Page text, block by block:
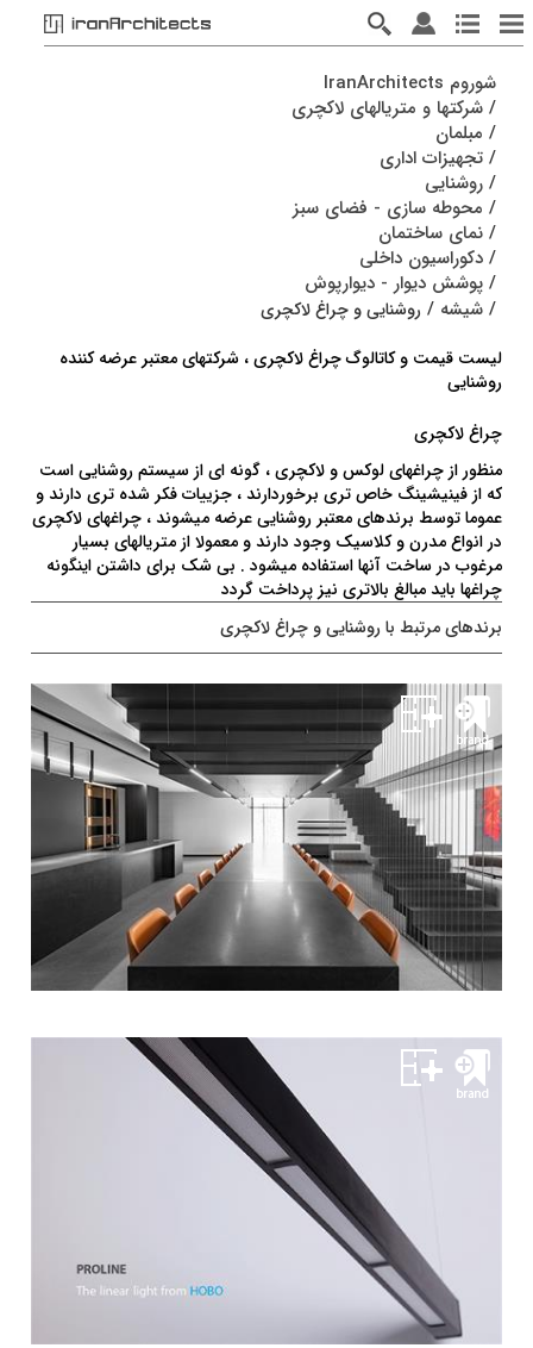
شوروم IranArchitects
/ شرکتها و متریالهای لاکچری
/ مبلمان
/ تجهیزات اداری
/ روشنایی
/ محوطه سازی - فضای سبز
/ نمای ساختمان
/ دکوراسیون داخلی
/ پوشش دیوار - دیوارپوش
/ شیشه / روشنایی و چراغ لاکچری
لیست قیمت و کاتالوگ چراغ لاکچری ، شرکتهای معتبر عرضه کننده
روشنایی
چراغ لاکچری
منظور از چراغهای لوکس و لاکچری ، گونه ای از سیستم روشنایی است
که از فینیشینگ خاص تری برخوردارند ، جزییات فکر شده تری دارند و
عموما توسط برندهای معتبر روشنایی عرضه میشوند ، چراغهای لاکچری
در انواع مدرن و کلاسیک وجود دارند و معمولا از متریالهای بسیار
مرغوب در ساخت آنها استفاده میشود . بی شک برای داشتن اینگونه
چراغها باید مبالغ بالاتری نیز پرداخت گردد
برندهای مرتبط با روشنایی و چراغ لاکچری